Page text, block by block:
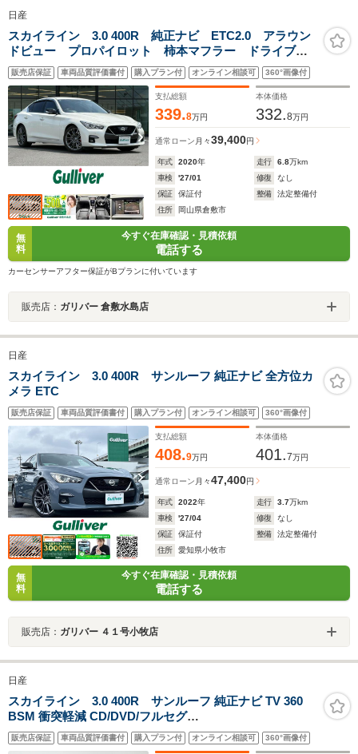
日産
スカイライン 3.0 400R 純正ナビ ETC2.0 アラウン
ドビュー プロパイロット 柿本マフラー ドライブレ
コーダー コーナーセンサー クルーズコントロール
プッシュスタート 前席温シート パドルシフト パワ
ーバックドア
販売店保証 車両品質評価書付 購入プラン付 オンライン相談可 360°画像付
支払総額
339.8万円
本体価格
332.8万円
通常ローン 月々39,400円
年式 2020年 走行 6.8万km
車検
'27/01 修復
なし
保証
保証付 整備
法定整備付
住所
岡山県倉敷市
無
料
今すぐ在庫確認・見積依頼
電話する
カーセンサーアフター保証がBプランに付いています
販売店： ガリバー 倉敷水島店
日産
スカイライン 3.0 400R サンルーフ 純正ナビ 全方位カ
メラ ETC
販売店保証 車両品質評価書付 購入プラン付 オンライン相談可 360°画像付
支払総額
408.9万円
本体価格
401.7万円
通常ローン 月々47,400円
年式 2022年 走行 3.7万km
車検
'27/04 修復
なし
保証
保証付 整備
法定整備付
住所
愛知県小牧市
無
料
今すぐ在庫確認・見積依頼
電話する
販売店： ガリバー ４１号小牧店
日産
スカイライン 3.0 400R サンルーフ 純正ナビ TV 360
BSM 衝突軽減 CD/DVD/フルセグ
TV/Bluetooth/USB/AM/FM インテリジェントダイナミッ
クサス 衝突軽減ブレーキ レーンキープアシスト 追従式
販売店保証 車両品質評価書付 購入プラン付 オンライン相談可 360°画像付